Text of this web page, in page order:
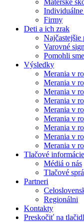
Materské
Individuálne
Firmy
Deti a ich zrak
Varovné
Pomohli sme
Výsledky
Merania v
Merania v
Merania v
Merania v
Merania v
Merania v
Merania v
Merania v
Merania v
Tlačové informácie
Médiá o nás
Tlačové
Partneri
Regionálni
Kontakty
Preskočiť na